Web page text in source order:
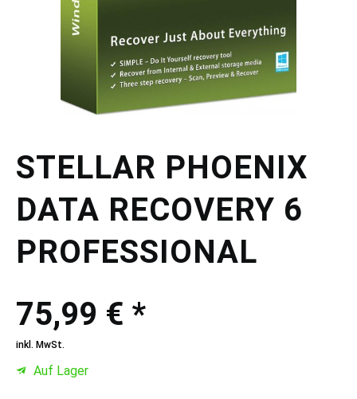
STELLAR PHOENIX
DATA RECOVERY 6
PROFESSIONAL
75,99 € *
inkl. MwSt.
Auf Lager